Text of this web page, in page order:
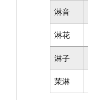
淋音
淋花
淋子
茉淋